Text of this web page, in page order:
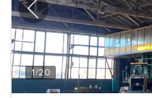
1/20